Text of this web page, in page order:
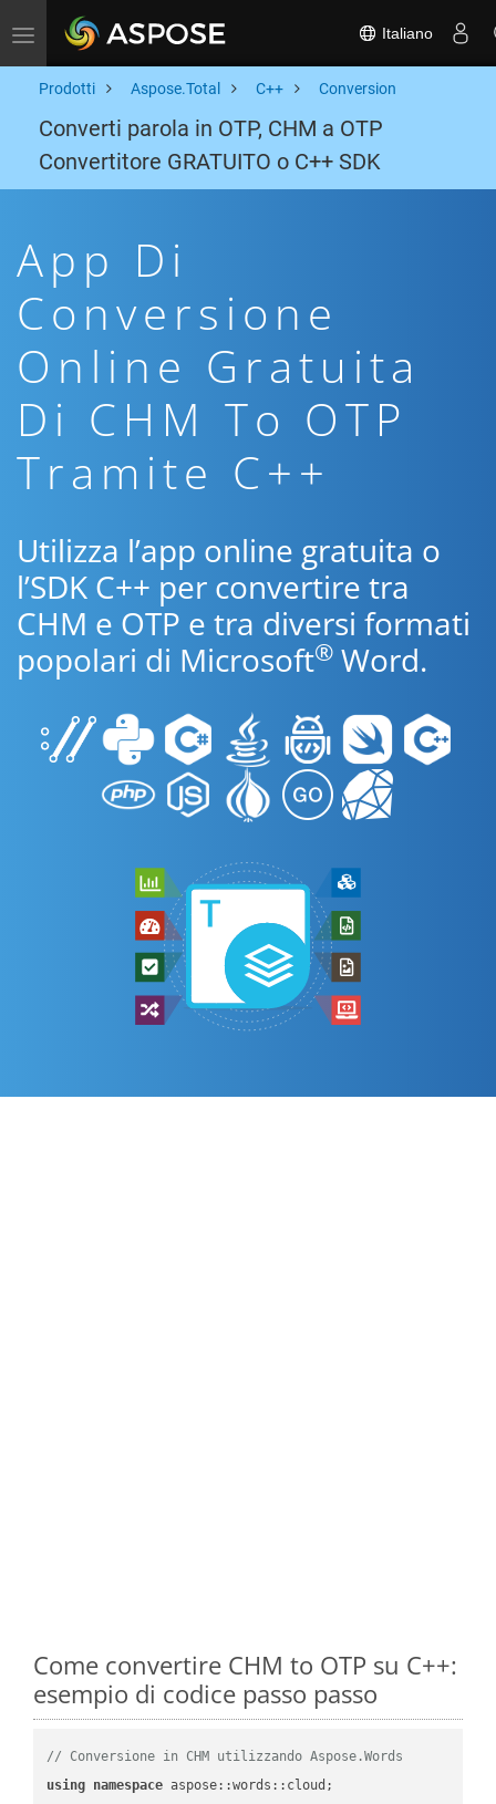
Toggle navigation Italiano
Prodotti Aspose.Total C++ Conversion
Converti parola in OTP, CHM a OTP
Convertitore GRATUITO o C++ SDK
App Di
Conversione
Online Gratuita
Di CHM To OTP
Tramite C++
Utilizza l’app online gratuita o
l’SDK C++ per convertire tra
CHM e OTP e tra diversi formati
popolari di Microsoft® Word.
Come convertire CHM to OTP su C++:
esempio di codice passo passo
// Conversione in CHM utilizzando Aspose.Words
using namespace